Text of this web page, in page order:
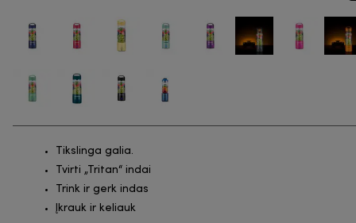
Tikslinga galia.
Tvirti „Tritan“ indai
Trink ir gerk indas
Įkrauk ir keliauk